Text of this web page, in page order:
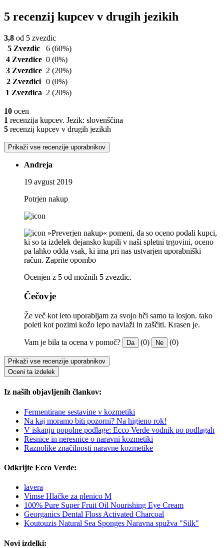
5 recenzij kupcev v drugih jezikih
3,8 od 5 zvezdic
5 Zvezdic
6 (60%)
4 Zvezdice 0 (0%)
3 Zvezdice 2 (20%)
2 Zvezdici 0 (0%)
1 Zvezdica 2 (20%)
10 ocen
1 recenzija kupcev. Jezik: slovenščina
5 recenzij kupcev v drugih jezikih
Prikaži vse recenzije uporabnikov
Andreja
19 avgust 2019
Potrjen nakup
»Preverjen nakup« pomeni, da so oceno podali kupci,
ki so ta izdelek dejansko kupili v naši spletni trgovini, oceno
pa lahko odda vsak, ki ima pri nas ustvarjen uporabniški
račun. Zaprite opombo
Ocenjen z 5 od možnih 5 zvezdic.
Čečovje
Že več kot leto uporabljam za svojo hči samo ta losjon. tako
poleti kot pozimi kožo lepo navlaži in zaščiti. Krasen je.
Vam je bila ta ocena v pomoč? Da (0) Ne (0)
Prikaži vse recenzije uporabnikov
Oceni ta izdelek
Iz naših objavljenih člankov:
Fermentirane sestavine v kozmetiki
Na kaj moramo biti pozorni? Na higieno rok!
V iskanju popolne podlage: Ecco Verde vodnik po podlagah
Resnice in neresnice o naravni kozmetiki
Raznolike značilnosti naravne kozmetike
Odkrijte Ecco Verde:
lavera
Vimse Hlačke za plenico M
100% Pure Super Fruit Oil Nourishing Eye Cream
Georganics Dental Floss Activated Charcoal
Koutouzis Natural Sea Sponges Naravna spužva "Silk"
Novi izdelki: